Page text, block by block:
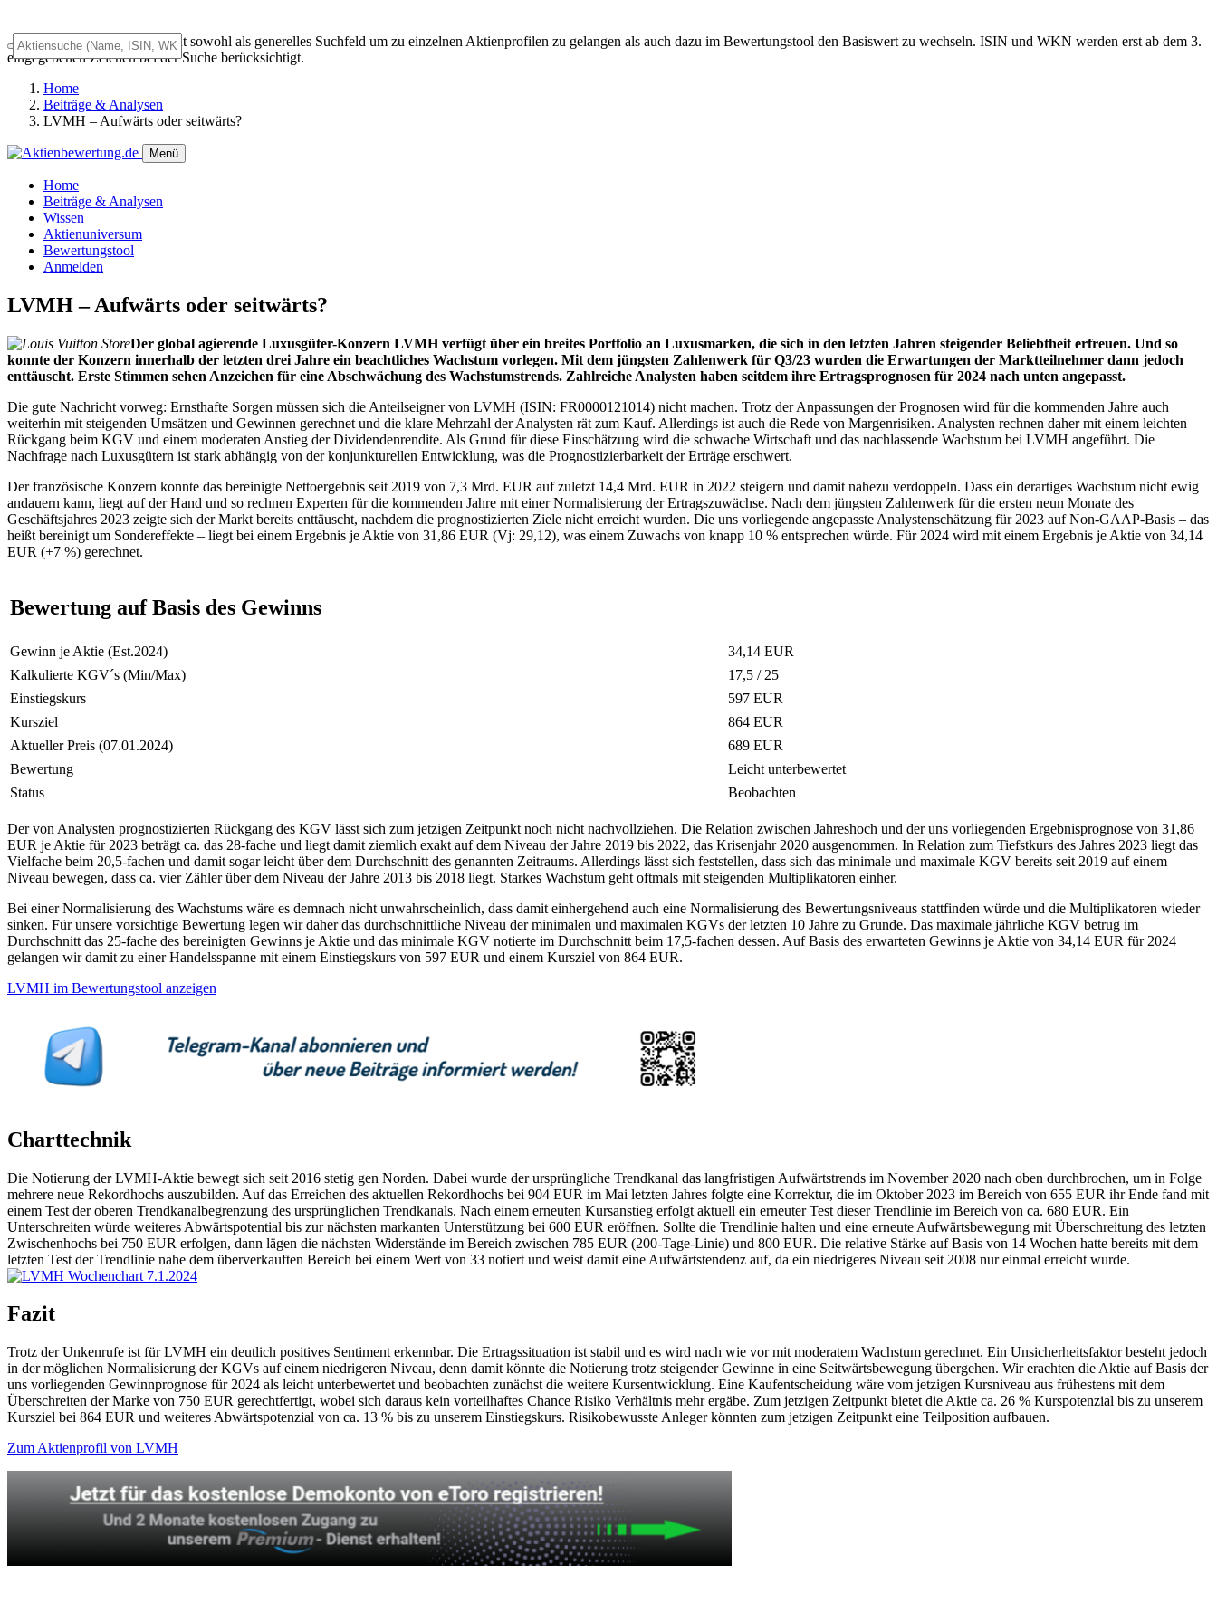
Das Universalsuchfeld dient sowohl als generelles Suchfeld um zu einzelnen Aktienprofilen zu gelangen als auch dazu im Bewertungstool den Basiswert zu wechseln. ISIN und WKN werden erst ab dem 3.
eingegebenen Zeichen bei der Suche berücksichtigt.
Home
Beiträge & Analysen
LVMH – Aufwärts oder seitwärts?
Menü
Home
Beiträge & Analysen
Wissen
Aktienuniversum
Bewertungstool
Anmelden
LVMH – Aufwärts oder seitwärts?
Der global agierende Luxusgüter-Konzern LVMH verfügt über ein breites Portfolio an Luxusmarken, die sich in den letzten Jahren steigender Beliebtheit erfreuen. Und so
konnte der Konzern innerhalb der letzten drei Jahre ein beachtliches Wachstum vorlegen. Mit dem jüngsten Zahlenwerk für Q3/23 wurden die Erwartungen der Marktteilnehmer dann jedoch
enttäuscht. Erste Stimmen sehen Anzeichen für eine Abschwächung des Wachstumstrends. Zahlreiche Analysten haben seitdem ihre Ertragsprognosen für 2024 nach unten angepasst.
Die gute Nachricht vorweg: Ernsthafte Sorgen müssen sich die Anteilseigner von LVMH (ISIN: FR0000121014) nicht machen. Trotz der Anpassungen der Prognosen wird für die kommenden Jahre auch
weiterhin mit steigenden Umsätzen und Gewinnen gerechnet und die klare Mehrzahl der Analysten rät zum Kauf. Allerdings ist auch die Rede von Margenrisiken. Analysten rechnen daher mit einem leichten
Rückgang beim KGV und einem moderaten Anstieg der Dividendenrendite. Als Grund für diese Einschätzung wird die schwache Wirtschaft und das nachlassende Wachstum bei LVMH angeführt. Die
Nachfrage nach Luxusgütern ist stark abhängig von der konjunkturellen Entwicklung, was die Prognostizierbarkeit der Erträge erschwert.
Der französische Konzern konnte das bereinigte Nettoergebnis seit 2019 von 7,3 Mrd. EUR auf zuletzt 14,4 Mrd. EUR in 2022 steigern und damit nahezu verdoppeln. Dass ein derartiges Wachstum nicht ewig
andauern kann, liegt auf der Hand und so rechnen Experten für die kommenden Jahre mit einer Normalisierung der Ertragszuwächse. Nach dem jüngsten Zahlenwerk für die ersten neun Monate des
Geschäftsjahres 2023 zeigte sich der Markt bereits enttäuscht, nachdem die prognostizierten Ziele nicht erreicht wurden. Die uns vorliegende angepasste Analystenschätzung für 2023 auf Non-GAAP-Basis – das
heißt bereinigt um Sondereffekte – liegt bei einem Ergebnis je Aktie von 31,86 EUR (Vj: 29,12), was einem Zuwachs von knapp 10 % entsprechen würde. Für 2024 wird mit einem Ergebnis je Aktie von 34,14
EUR (+7 %) gerechnet.
Bewertung auf Basis des Gewinns
Gewinn je Aktie (Est.2024)
34,14 EUR
Kalkulierte KGV´s (Min/Max)
17,5 / 25
Einstiegskurs
597 EUR
Kursziel
864 EUR
Aktueller Preis (07.01.2024)
689 EUR
Bewertung
Leicht unterbewertet
Status
Beobachten
Der von Analysten prognostizierten Rückgang des KGV lässt sich zum jetzigen Zeitpunkt noch nicht nachvollziehen. Die Relation zwischen Jahreshoch und der uns vorliegenden Ergebnisprognose von 31,86
EUR je Aktie für 2023 beträgt ca. das 28-fache und liegt damit ziemlich exakt auf dem Niveau der Jahre 2019 bis 2022, das Krisenjahr 2020 ausgenommen. In Relation zum Tiefstkurs des Jahres 2023 liegt das
Vielfache beim 20,5-fachen und damit sogar leicht über dem Durchschnitt des genannten Zeitraums. Allerdings lässt sich feststellen, dass sich das minimale und maximale KGV bereits seit 2019 auf einem
Niveau bewegen, dass ca. vier Zähler über dem Niveau der Jahre 2013 bis 2018 liegt. Starkes Wachstum geht oftmals mit steigenden Multiplikatoren einher.
Bei einer Normalisierung des Wachstums wäre es demnach nicht unwahrscheinlich, dass damit einhergehend auch eine Normalisierung des Bewertungsniveaus stattfinden würde und die Multiplikatoren wieder
sinken. Für unsere vorsichtige Bewertung legen wir daher das durchschnittliche Niveau der minimalen und maximalen KGVs der letzten 10 Jahre zu Grunde. Das maximale jährliche KGV betrug im
Durchschnitt das 25-fache des bereinigten Gewinns je Aktie und das minimale KGV notierte im Durchschnitt beim 17,5-fachen dessen. Auf Basis des erwarteten Gewinns je Aktie von 34,14 EUR für 2024
gelangen wir damit zu einer Handelsspanne mit einem Einstiegskurs von 597 EUR und einem Kursziel von 864 EUR.
LVMH im Bewertungstool anzeigen
Charttechnik
Die Notierung der LVMH-Aktie bewegt sich seit 2016 stetig gen Norden. Dabei wurde der ursprüngliche Trendkanal das langfristigen Aufwärtstrends im November 2020 nach oben durchbrochen, um in Folge
mehrere neue Rekordhochs auszubilden. Auf das Erreichen des aktuellen Rekordhochs bei 904 EUR im Mai letzten Jahres folgte eine Korrektur, die im Oktober 2023 im Bereich von 655 EUR ihr Ende fand mit
einem Test der oberen Trendkanalbegrenzung des ursprünglichen Trendkanals. Nach einem erneuten Kursanstieg erfolgt aktuell ein erneuter Test dieser Trendlinie im Bereich von ca. 680 EUR. Ein
Unterschreiten würde weiteres Abwärtspotential bis zur nächsten markanten Unterstützung bei 600 EUR eröffnen. Sollte die Trendlinie halten und eine erneute Aufwärtsbewegung mit Überschreitung des letzten
Zwischenhochs bei 750 EUR erfolgen, dann lägen die nächsten Widerstände im Bereich zwischen 785 EUR (200-Tage-Linie) und 800 EUR. Die relative Stärke auf Basis von 14 Wochen hatte bereits mit dem
letzten Test der Trendlinie nahe dem überverkauften Bereich bei einem Wert von 33 notiert und weist damit eine Aufwärtstendenz auf, da ein niedrigeres Niveau seit 2008 nur einmal erreicht wurde.
Fazit
Trotz der Unkenrufe ist für LVMH ein deutlich positives Sentiment erkennbar. Die Ertragssituation ist stabil und es wird nach wie vor mit moderatem Wachstum gerechnet. Ein Unsicherheitsfaktor besteht jedoch
in der möglichen Normalisierung der KGVs auf einem niedrigeren Niveau, denn damit könnte die Notierung trotz steigender Gewinne in eine Seitwärtsbewegung übergehen. Wir erachten die Aktie auf Basis der
uns vorliegenden Gewinnprognose für 2024 als leicht unterbewertet und beobachten zunächst die weitere Kursentwicklung. Eine Kaufentscheidung wäre vom jetzigen Kursniveau aus frühestens mit dem
Überschreiten der Marke von 750 EUR gerechtfertigt, wobei sich daraus kein vorteilhaftes Chance Risiko Verhältnis mehr ergäbe. Zum jetzigen Zeitpunkt bietet die Aktie ca. 26 % Kurspotenzial bis zu unserem
Kursziel bei 864 EUR und weiteres Abwärtspotenzial von ca. 13 % bis zu unserem Einstiegskurs. Risikobewusste Anleger könnten zum jetzigen Zeitpunkt eine Teilposition aufbauen.
Zum Aktienprofil von LVMH